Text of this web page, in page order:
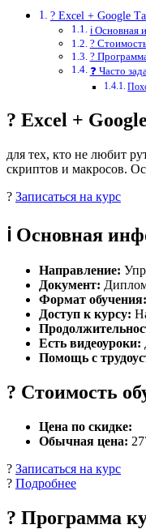
? Excel + Google
ℹ️ Основная
?
?
❓ Часто
? Excel +
для тех, кто не любит
скриптов и макросов.
? Записаться на курс
ℹ️ Основная
Направление:
Документ:
Формат обучения:
Доступ к курсу:
Есть видеоуроки:
Помощь с
? Стоимость
Цена по скидке:
Обычная цена:
? Записаться на курс
? Подробнее
? Программа